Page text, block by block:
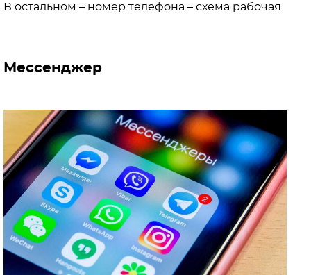
В остальном – номер телефона – схема рабочая.
Мессенджер